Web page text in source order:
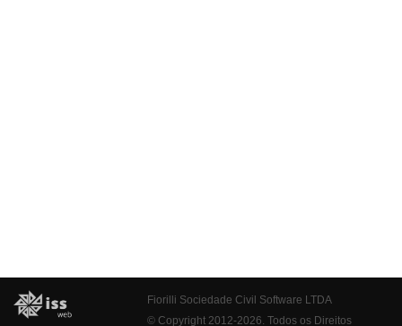
Fiorilli Sociedade Civil Software LTDA
© Copyright 2012-2026. Todos os Direitos